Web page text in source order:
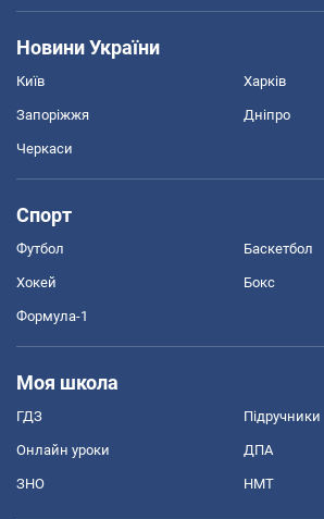
Новини України
Київ Харків
Запоріжжя Дніпро
Черкаси
Спорт
Футбол Баскетбол
Хокей Бокс
Формула-1
Моя школа
ГДЗ Підручники
Онлайн уроки ДПА
ЗНО НМТ